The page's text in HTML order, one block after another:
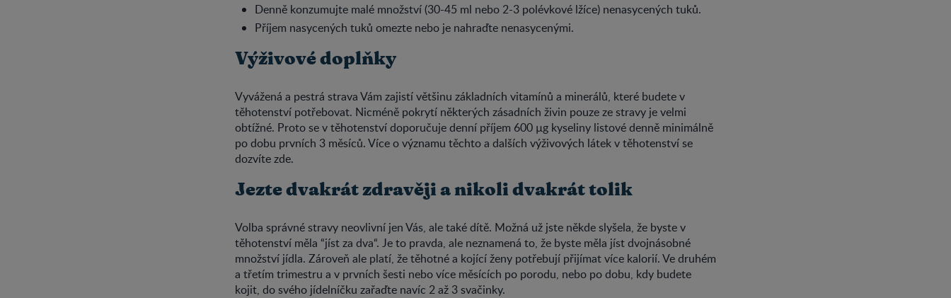
Denně konzumujte malé množství (30-45 ml nebo 2-3 polévkové lžíce) nenasycených tuků.
Příjem nasycených tuků omezte nebo je nahraďte nenasycenými.
Výživové doplňky
Vyvážená a pestrá strava Vám zajistí většinu základních vitamínů a minerálů, které budete v
těhotenství potřebovat. Nicméně pokrytí některých zásadních živin pouze ze stravy je velmi
obtížné. Proto se v těhotenství doporučuje denní příjem 600 µg kyseliny listové denně minimálně
po dobu prvních 3 měsíců. Více o významu těchto a dalších výživových látek v těhotenství se
dozvíte zde.
Jezte dvakrát zdravěji a nikoli dvakrát tolik
Volba správné stravy neovlivní jen Vás, ale také dítě. Možná už jste někde slyšela, že byste v
těhotenství měla “jíst za dva“. Je to pravda, ale neznamená to, že byste měla jíst dvojnásobné
množství jídla. Zároveň ale platí, že těhotné a kojící ženy potřebují přijímat více kalorií. Ve druhém
a třetím trimestru a v prvních šesti nebo více měsících po porodu, nebo po dobu, kdy budete
kojit, do svého jídelníčku zařaďte navíc 2 až 3 svačinky.